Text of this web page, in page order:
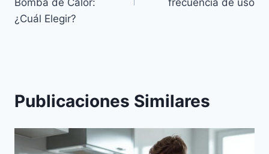
¿Cuál Elegir?
Publicaciones Similares